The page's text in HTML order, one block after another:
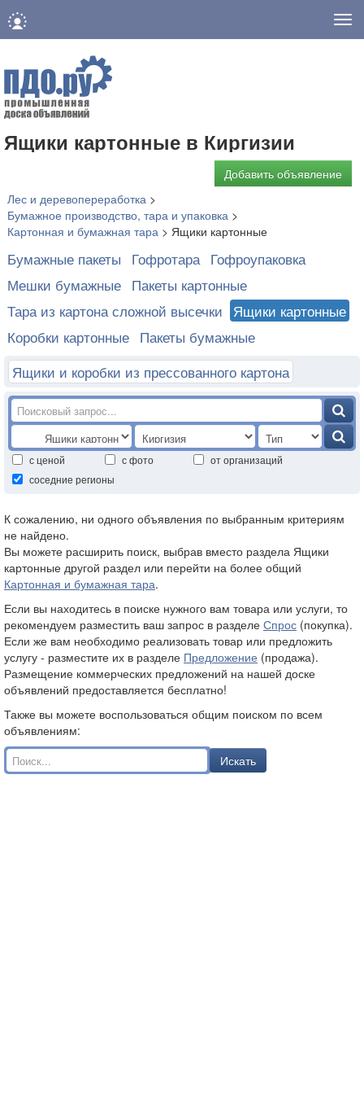
Ящики картонные в Киргизии
Добавить объявление
Лес и деревопереработка >
Бумажное производство, тара и упаковка >
Картонная и бумажная тара > Ящики картонные
Бумажные пакеты Гофротара Гофроупаковка
Мешки бумажные Пакеты картонные
Тара из картона сложной высечки Ящики картонные
Коробки картонные Пакеты бумажные
Ящики и коробки из прессованного картона
с ценой с фото
от организаций
соседние регионы
К сожалению, ни одного объявления по выбранным критериям
не найдено.
Вы можете расширить поиск, выбрав вместо раздела Ящики
картонные другой раздел или перейти на более общий
Картонная и бумажная тара.
Если вы находитесь в поиске нужного вам товара или услуги, то
рекомендуем разместить ваш запрос в разделе Спрос (покупка).
Если же вам необходимо реализовать товар или предложить
услугу - разместите их в разделе Предложение (продажа).
Размещение коммерческих предложений на нашей доске
объявлений предоставляется бесплатно!
Также вы можете воспользоваться общим поиском по всем
объявлениям:
Искать